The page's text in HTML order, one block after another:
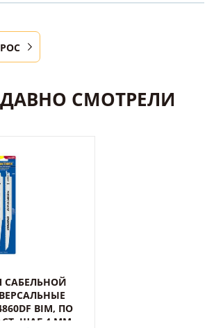
СМОТРЕЛИ
САБЕЛЬНОЙ
BIM, ПО
ШАГ 4 ММ,